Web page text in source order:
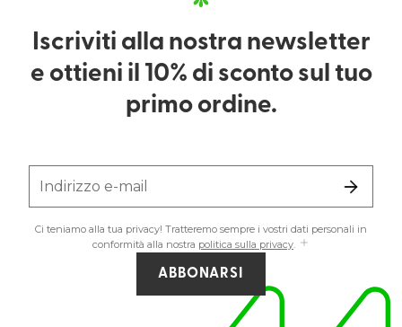
Iscriviti alla nostra newsletter
e ottieni il 10% di sconto sul tuo
primo ordine.
Indirizzo e-mail
Ci teniamo alla tua privacy! Tratteremo sempre i vostri dati personali in
conformità alla nostra politica sulla privacy.
ABBONARSI